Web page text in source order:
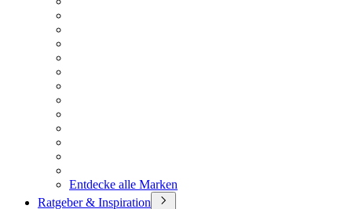
Entdecke alle Marken
Ratgeber & Inspiration